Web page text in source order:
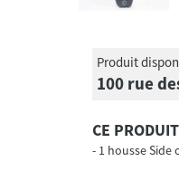
Produit
100 rue
CE
1 housse Side